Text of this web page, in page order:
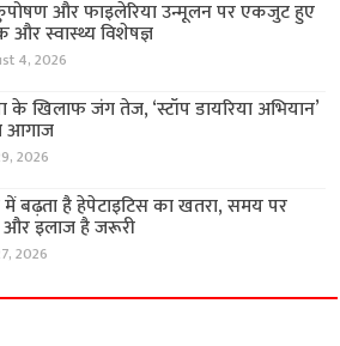
और फाइलेरिया उन्मूलन पर एकजुट हुए
और स्वास्थ्य विशेषज्ञ
4, 2026
के खिलाफ जंग तेज, ‘स्टॉप डायरिया अभियान’
आगाज
2026
बढ़ता है हेपेटाइटिस का खतरा, समय पर
इलाज है जरूरी
2026